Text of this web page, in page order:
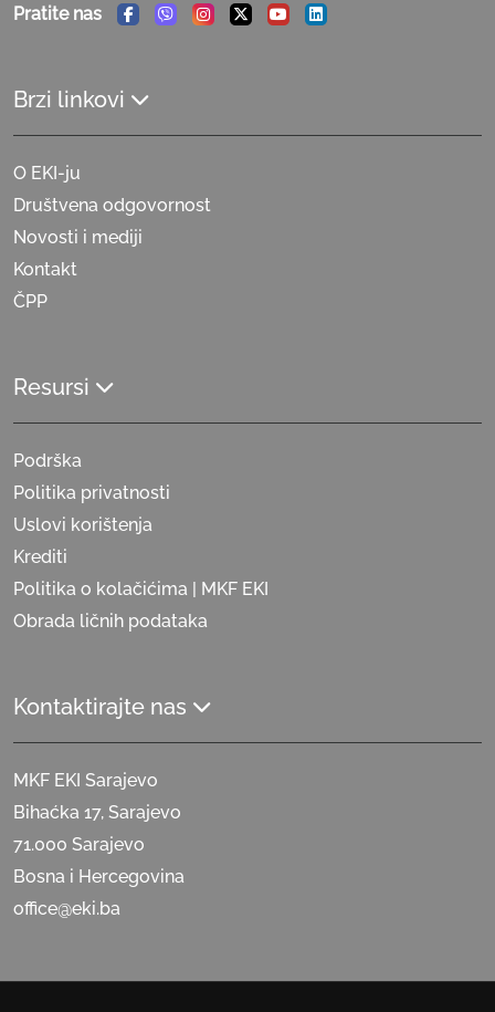
Pratite nas
Facebook
ViberInstagram
TwitterYoutubeLinkedin
Brzi linkovi
O EKI-ju
Društvena odgovornost
Novosti i mediji
Kontakt
ČPP
Resursi
Podrška
Politika privatnosti
Uslovi korištenja
Krediti
Politika o kolačićima | MKF EKI
Obrada ličnih podataka
Kontaktirajte nas
MKF EKI Sarajevo
Bihaćka 17, Sarajevo
71.000 Sarajevo
Bosna i Hercegovina
office@eki.ba